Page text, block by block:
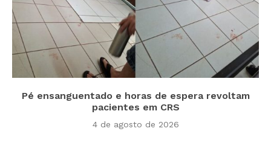
Pé ensanguentado e horas de espera revoltam
pacientes em CRS
4 de agosto de 2026